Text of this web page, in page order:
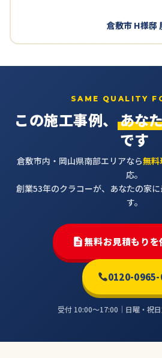
倉敷市 H様邸
SAME QUALITY
この施工事例、 あな
です
倉敷市内・岡山県南部エリアなら無料
応。
創業53年のクラコーが、あなたの家
す。
無料お見積もりを
0120-
受付 10:00〜17:00｜日曜・祝